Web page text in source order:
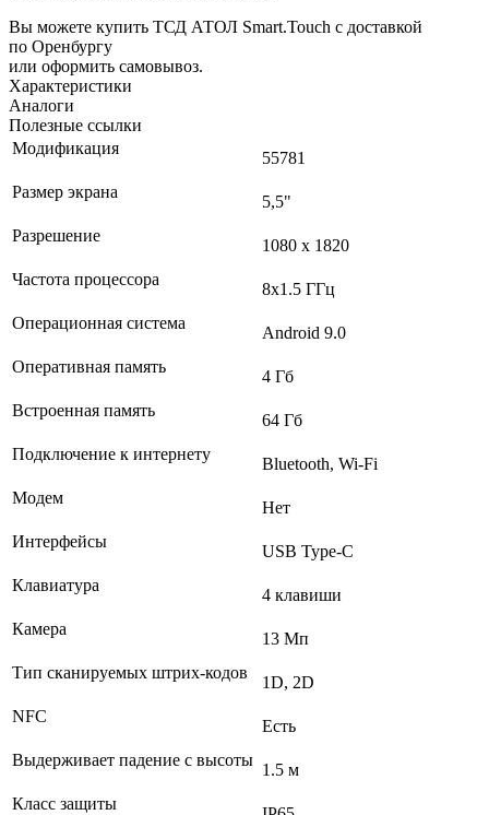
Вы можете купить ТСД АТОЛ Smart.Touch с доставкой
по Оренбургу
или оформить самовывоз.
Характеристики
Аналоги
Полезные ссылки
Модификация
55781
Размер экрана
5,5"
Разрешение
1080 x 1820
Частота процессора
8х1.5 ГГц
Операционная система
Android 9.0
Оперативная память
4 Гб
Встроенная память
64 Гб
Подключение к интернету
Bluetooth, Wi-Fi
Модем
Нет
Интерфейсы
USB Type-C
Клавиатура
4 клавиши
Камера
13 Мп
Тип сканируемых штрих-кодов
1D, 2D
NFC
Есть
Выдерживает падение с высоты
1.5 м
Класс защиты